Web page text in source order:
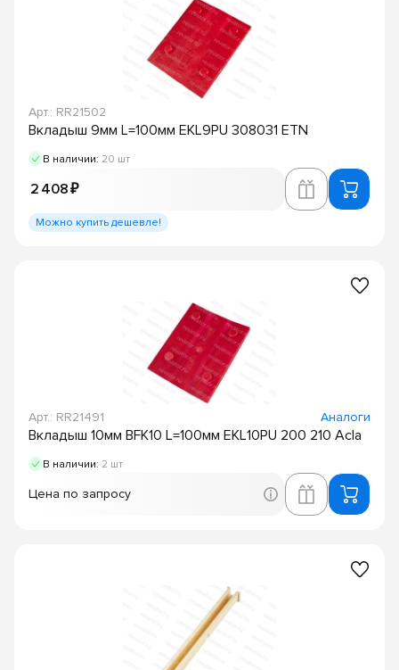
Арт.: RR21502
Вкладыш 9мм L=100мм EKL9PU 308031 ETN
В наличии: 20 шт
2 408 ₽
Можно купить дешевле!
Арт.: RR21491 Аналоги
Вкладыш 10мм BFK10 L=100мм EKL10PU 200 210 Acla
В наличии: 2 шт
Цена по запросу